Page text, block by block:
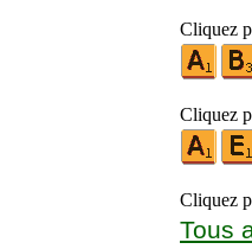
Cliquez
Cliquez
Cliquez
Tous